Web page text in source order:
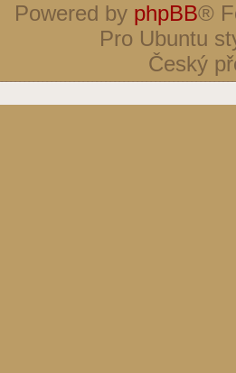
Powered by phpBB®
Pro Ubuntu
Český